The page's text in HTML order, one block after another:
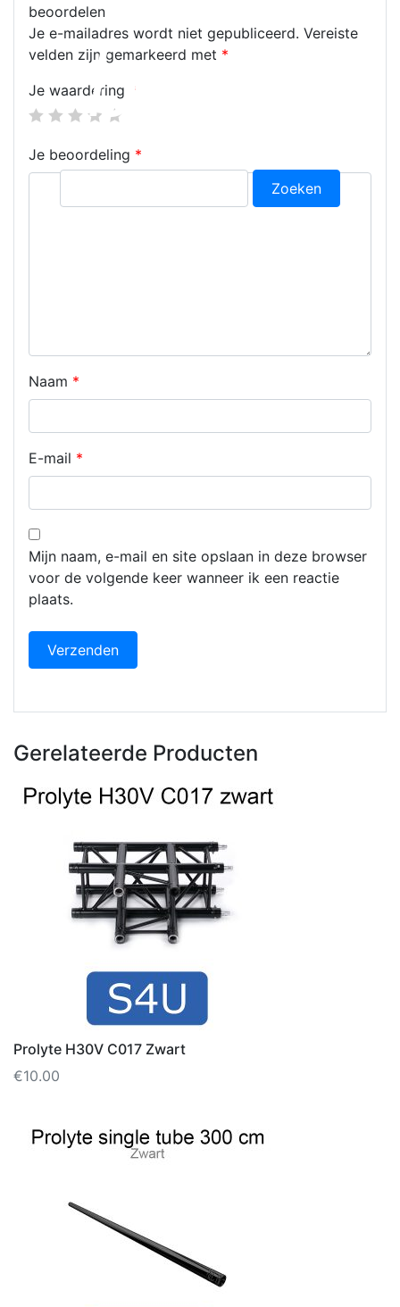
beeld
naar:
beoordelen
Je e-mailadres wordt niet gepubliceerd. Vereiste
velden zijn gemarkeerd met *
Je waardering *
Je beoordeling *
Naam *
E-mail *
Mijn naam, e-mail en site opslaan in deze browser
voor de volgende keer wanneer ik een reactie
plaats.
Gerelateerde Producten
Prolyte H30V C017 Zwart
€10.00